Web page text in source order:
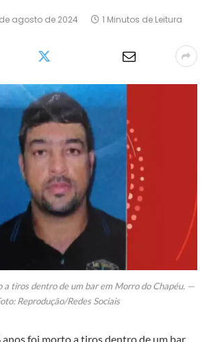
agosto de 2024 1 Minutos de Leitura
a tiros dentro de um bar em Morro do Chapéu. —
Reprodução/Redes Sociais
anos foi morto a tiros dentro de um bar